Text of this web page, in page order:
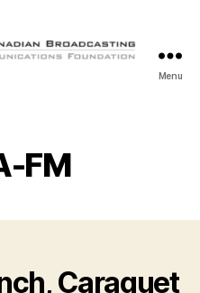
Menu
FM
Caraquet